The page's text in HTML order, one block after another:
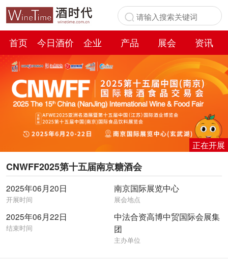
首页 今日酒价 企业 产品 展会
资讯
百科
正在开展
CNWFF2025第十五届南京糖酒会
2025年06月20日
开展时间
南京国际展览中心
展会地点
2025年06月22日
结束时间
中法合资高博中贸国际会展集
团
主办单位